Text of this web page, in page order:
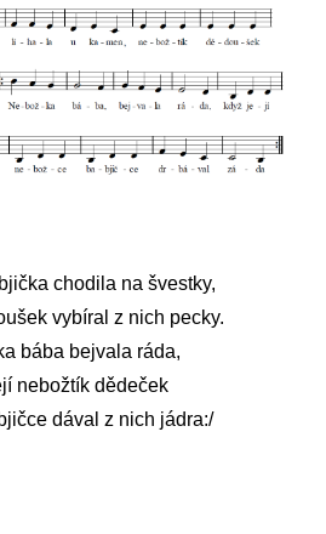
chodila na švestky,
vybíral z nich pecky.
bába bejvala ráda,
nebožtík dědeček
dával z nich jádra:/